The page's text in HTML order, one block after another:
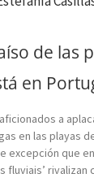
de las
en
a
en las playas
excepción que
fluviais’ rivalizan